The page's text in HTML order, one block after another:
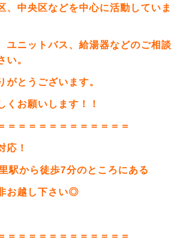
、中央区などを中心に活動していま
ユニットバス、給湯器などのご相談
い。
とうございます。
くお願いします！！
＝＝＝＝＝＝＝＝＝＝＝＝
応！
駅から徒歩7分のところにある
お越し下さい◎
＝＝＝＝＝＝＝＝＝＝＝＝